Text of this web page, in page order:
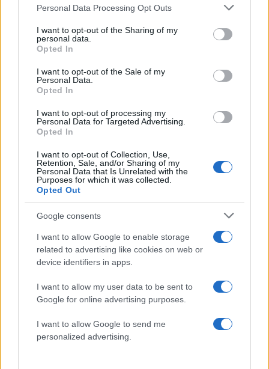
Please note that this website/app uses one or more Google
not limited to your visit or usage behaviour. You may click to
grant or deny consent to Google and its third-party tags to
use your data for below specified purposes in below Google
consent section.
Personal Data Processing Opt Outs
I want to opt-out of the Sharing of my
personal data.
Opted In
I want to opt-out of the Sale of my
Personal Data.
Opted In
I want to opt-out of processing my
Personal Data for Targeted Advertising.
Opted In
I want to opt-out of Collection, Use,
Retention, Sale, and/or Sharing of my
Personal Data that Is Unrelated with the
Purposes for which it was collected.
Opted Out
Google consents
I want to allow Google to enable storage
related to advertising like cookies on web or
device identifiers in apps.
I want to allow my user data to be sent to
Google for online advertising purposes.
I want to allow Google to send me
personalized advertising.
Γιάννης Βαρδής: Μου λένε «με τον πατέρα
σου τα πίναμε» ενώ ξέρω ότι δεν έπινε ποτέ
07.08.24
Η συγκινητική ανάρτηση του Γιάννη Βαρδή
για τα γενέθλια του πατέρα του - «Η μνήμη